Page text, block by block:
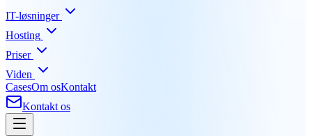
IT-løsninger
Hosting
Priser
Viden
CasesOm osKontakt
Kontakt os